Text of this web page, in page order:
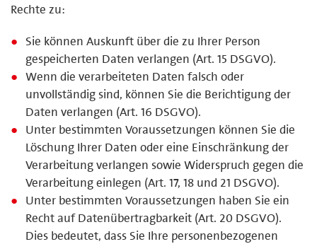
Rechte zu:
Sie können Auskunft über die zu Ihrer Person
gespeicherten Daten verlangen (Art. 15 DSGVO).
Wenn die verarbeiteten Daten falsch oder
unvollständig sind, können Sie die Berichtigung der
Daten verlangen (Art. 16 DSGVO).
Unter bestimmten Voraussetzungen können Sie die
Löschung Ihrer Daten oder eine Einschränkung der
Verarbeitung verlangen sowie Widerspruch gegen die
Verarbeitung einlegen (Art. 17, 18 und 21 DSGVO).
Unter bestimmten Voraussetzungen haben Sie ein
Recht auf Datenübertragbarkeit (Art. 20 DSGVO).
Dies bedeutet, dass Sie Ihre personenbezogenen